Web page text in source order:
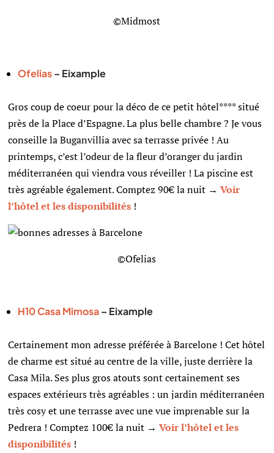
©Midmost
Ofelias– Eixample
Gros coup de coeur pour la déco de ce petit hôtel**** situé
près de la Place d’Espagne. La plus belle chambre ? Je vous
conseille la Buganvillia avec sa terrasse privée ! Au
printemps, c’est l’odeur de la fleur d’oranger du jardin
méditerranéen qui viendra vous réveiller ! La piscine est
très agréable également. Comptez 90€ la nuit →Voir
l’hôtel et les disponibilités !
©Ofelias
H10 Casa Mimosa– Eixample
Certainement mon adresse préférée à Barcelone ! Cet hôtel
de charme est situé au centre de la ville, juste derrière la
Casa Mila. Ses plus gros atouts sont certainement ses
espaces extérieurs très agréables : un jardin méditerranéen
très cosy et une terrasse avec une vue imprenable sur la
Pedrera ! Comptez 100€ la nuit →Voir l’hôtel et les
disponibilités !